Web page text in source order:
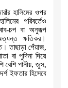
হালিমের ওপর
পরিবর্তেও
চপ বা অনুরূপ
ক্ষতিকর।
তাছাড়া পেঁয়াজ,
বা পুদিনা দিয়ে
পানীয়, জুস,
ইফতার হিসেবে